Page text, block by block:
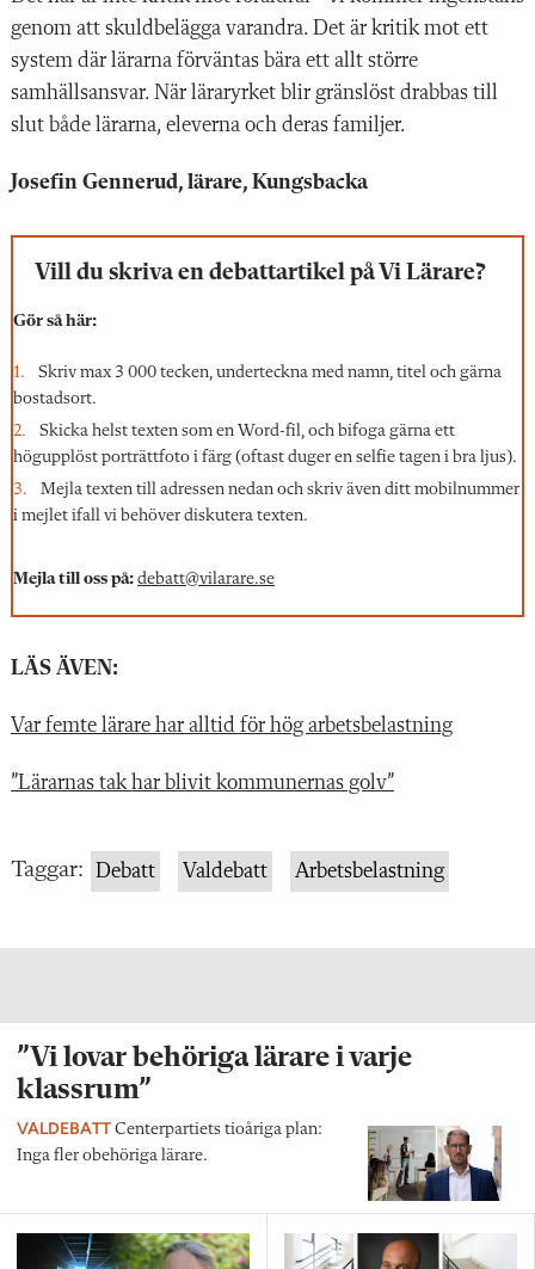
genom att skuldbelägga varandra. Det är kritik mot ett
system där lärarna förväntas bära ett allt större
samhällsansvar. När läraryrket blir gränslöst drabbas till
slut både lärarna, eleverna och deras familjer.
Josefin Gennerud, lärare, Kungsbacka
Vill du skriva en debattartikel på Vi Lärare?
Gör så här:
Skriv max 3 000 tecken, underteckna med namn, titel och gärna
bostadsort.
Skicka helst texten som en Word-fil, och bifoga gärna ett
högupplöst porträttfoto i färg (oftast duger en selfie tagen i bra ljus).
Mejla texten till adressen nedan och skriv även ditt mobilnummer
i mejlet ifall vi behöver diskutera texten.
Mejla till oss på: debatt@vilarare.se
LÄS ÄVEN:
Var femte lärare har alltid för hög arbetsbelastning
”Lärarnas tak har blivit kommunernas golv”
Taggar: Debatt Valdebatt Arbetsbelastning
”Vi lovar behöriga lärare i varje
klassrum”
VALDEBATT Centerpartiets tioåriga plan:
Inga fler obehöriga lärare.